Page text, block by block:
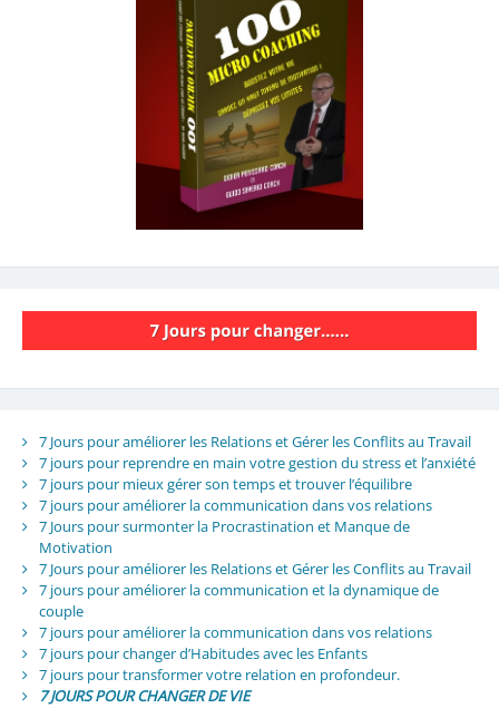
7 Jours pour améliorer les Relations et Gérer les Conflits au Travail
7 jours pour reprendre en main votre gestion du stress et l’anxiété
7 jours pour mieux gérer son temps et trouver l’équilibre
7 jours pour améliorer la communication dans vos relations
7 Jours pour surmonter la Procrastination et Manque de
Motivation
7 Jours pour améliorer les Relations et Gérer les Conflits au Travail
7 jours pour améliorer la communication et la dynamique de
couple
7 jours pour améliorer la communication dans vos relations
7 jours pour changer d’Habitudes avec les Enfants
7 jours pour transformer votre relation en profondeur.
7 JOURS POUR CHANGER DE VIE